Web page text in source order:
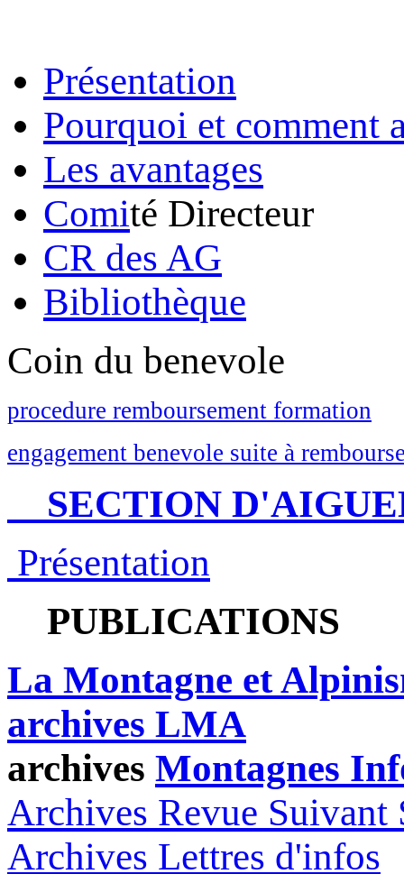
Présentation
Pourquoi et comment
Les avantages
Comité Directeur
CR des AG
Bibliothèque
Coin du benevole
procedure remboursement formation
engagement benevole suite à
SECTION
Présentation
PUBLICATIONS
La Montagne et
archives LMA
archives Montagnes
Archives Revue Suivant
Archives Lettres d'infos